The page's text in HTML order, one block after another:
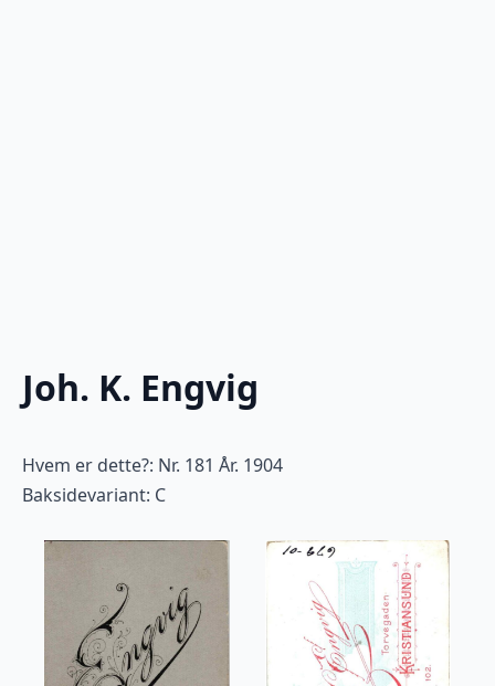
Joh. K. Engvig
Hvem er dette?: Nr. 181 År. 1904
Baksidevariant: C